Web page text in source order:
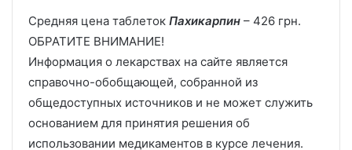
Средняя цена таблеток Пахикарпин – 426 грн.
ОБРАТИТЕ ВНИМАНИЕ!
Информация о лекарствах на сайте является
справочно-обобщающей, собранной из
общедоступных источников и не может служить
основанием для принятия решения об
использовании медикаментов в курсе лечения.